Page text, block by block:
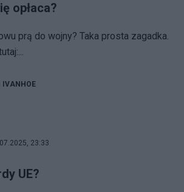
opłaca?
prą do wojny? Taka prosta zagadka.
IVANHOE
23:33
UE?